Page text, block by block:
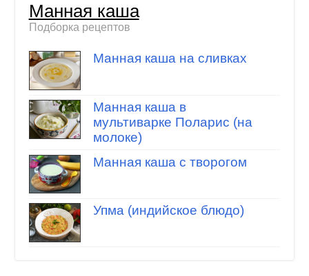
Манная каша
Подборка рецептов
Манная каша на сливках
Манная каша в
мультиварке Поларис (на
молоке)
Манная каша с творогом
Упма (индийское блюдо)